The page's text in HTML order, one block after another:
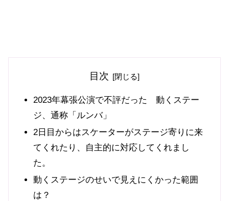
目次
2023年幕張公演で不評だった 動くステー
ジ、通称「ルンバ」
2日目からはスケーターがステージ寄りに来
てくれたり、自主的に対応してくれまし
た。
動くステージのせいで見えにくかった範囲
は？